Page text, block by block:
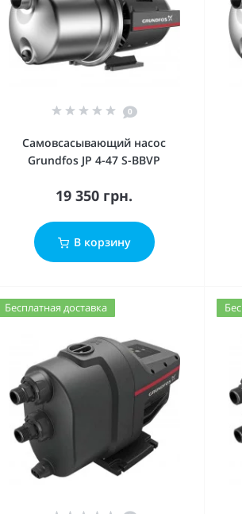
0
Cамовсасывающий насос
Grundfos JP 4-47 S-BBVP
19 350 грн.
В корзину
Бесплатная доставка